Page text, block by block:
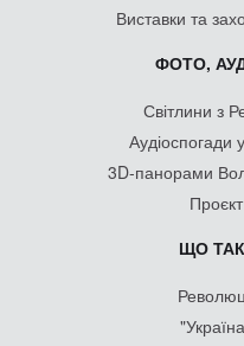
Виставки та
ФОТО,
Світлини з
Аудіоспогади
3D-панорами
ЩО